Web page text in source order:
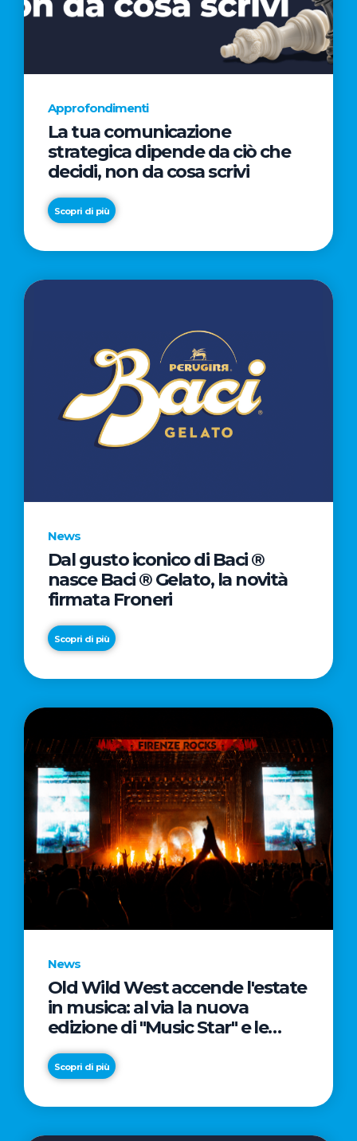
AL
CINEMA
NELLA
CAMPAGNA
REGISTA
PREMIO
OSCAR®
Approfondimenti
La tua comunicazione
strategica dipende da ciò che
decidi, non da cosa scrivi
Scopri di più
News
Dal gusto iconico di Baci ®
nasce Baci ® Gelato, la novità
firmata Froneri
Scopri di più
News
Old Wild West accende l'estate
in musica: al via la nuova
edizione di "Music Star" e le
prestigiose partnership con
Radio Italia e Live Nation
Scopri di più